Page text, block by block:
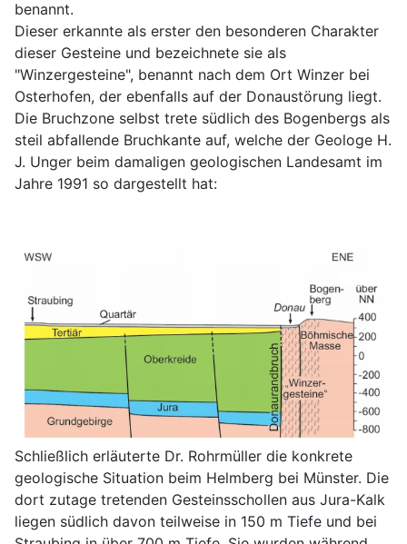
benannt.
Dieser erkannte als erster den besonderen Charakter
dieser Gesteine und bezeichnete sie als
"Winzergesteine", benannt nach dem Ort Winzer bei
Osterhofen, der ebenfalls auf der Donaustörung liegt.
Die Bruchzone selbst trete südlich des Bogenbergs als
steil abfallende Bruchkante auf, welche der Geologe H.
J. Unger beim damaligen geologischen Landesamt im
Jahre 1991 so dargestellt hat:
Schließlich erläuterte Dr. Rohrmüller die konkrete
geologische Situation beim Helmberg bei Münster. Die
dort zutage tretenden Gesteinsschollen aus Jura-Kalk
liegen südlich davon teilweise in 150 m Tiefe und bei